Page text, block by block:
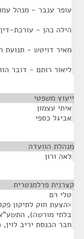
עופר ענבר - מנהל
הילה כהן - עורכת-
מאיר דויטש - תנועת
ליאור רותם - דובר
ייעוץ משפטי
איתי עצמון
אביגל כספי
מנהלת הוועדה
לאה ורון
קצרנית פרלמנטרית
טלי רם
<הצעת חוק לתיקון
חבר הכנסת יריב לוין,